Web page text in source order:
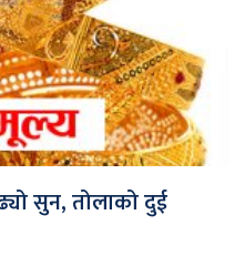
सुन, तोलाको दुई